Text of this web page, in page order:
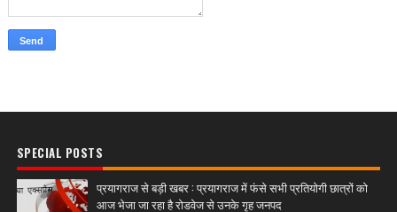
SPECIAL POSTS
प्रयागराज से बड़ी खबर : प्रयागराज में फंसे सभी प्रतियोगी छात्रों को
आज भेजा जा रहा है रोडवेज से उनके गृह जनपद